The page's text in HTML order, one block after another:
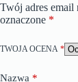
Twój adres email
oznaczone *
TWOJA OCENA *
Nazwa *